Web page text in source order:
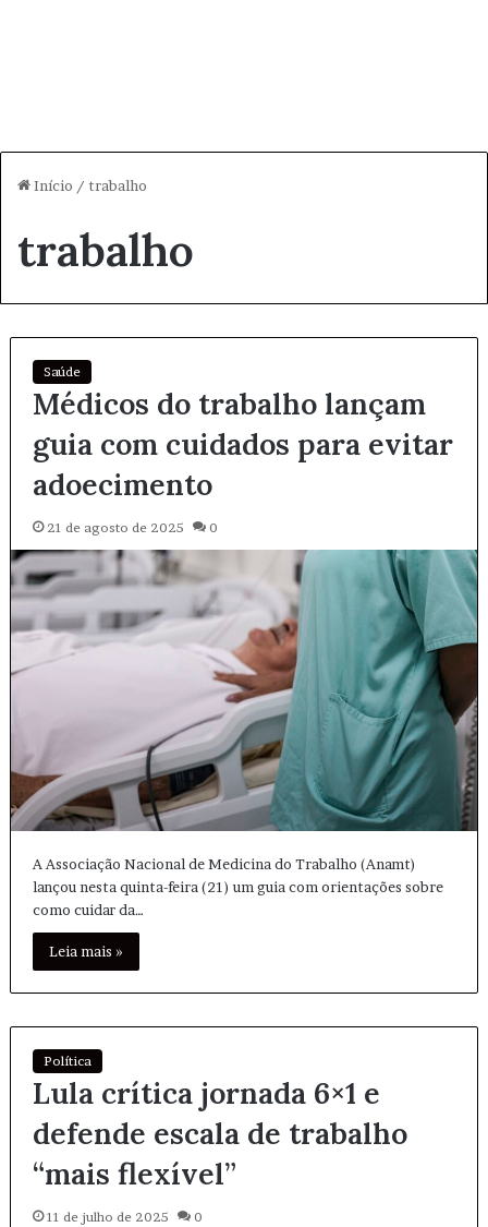
Início / trabalho
trabalho
Saúde
Médicos do trabalho lançam
guia com cuidados para evitar
adoecimento
21 de agosto de 2025 0
A Associação Nacional de Medicina do Trabalho (Anamt)
lançou nesta quinta-feira (21) um guia com orientações sobre
como cuidar da…
Leia mais »
Política
Lula crítica jornada 6×1 e
defende escala de trabalho
“mais flexível”
11 de julho de 2025 0